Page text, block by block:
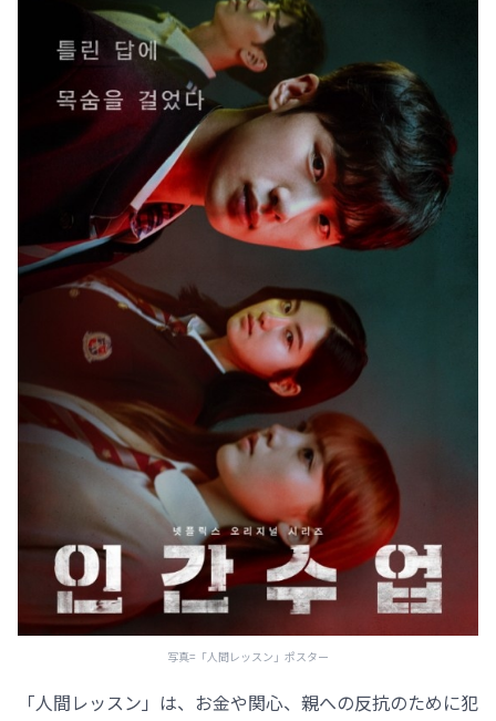
写真=「人間レッスン」ポスター
「人間レッスン」は、お金や関心、親への反抗のために犯